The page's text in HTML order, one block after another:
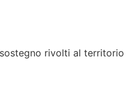
rivolti al territorio